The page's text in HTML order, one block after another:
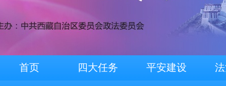
首页 四大任务 平安建设